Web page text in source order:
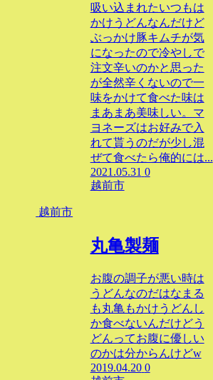
吸い込まれたいつもは
かけうどんなんだけど
ぶっかけ豚キムチが気
になったので冷やしで
注文辛いのかと思った
が全然辛くないので一
味をかけて食べた味は
まあまあ美味しい。マ
ヨネーズはお好みで入
れて貰うのだが少し混
ぜて食べたら俺的には...
2021.05.31 0
越前市
越前市
丸亀製麺
お腹の調子が悪い時は
うどんなのだはなまる
も丸亀もかけうどんし
か食べないんだけどう
どんってお腹に優しい
のかは分からんけどw
2019.04.20 0